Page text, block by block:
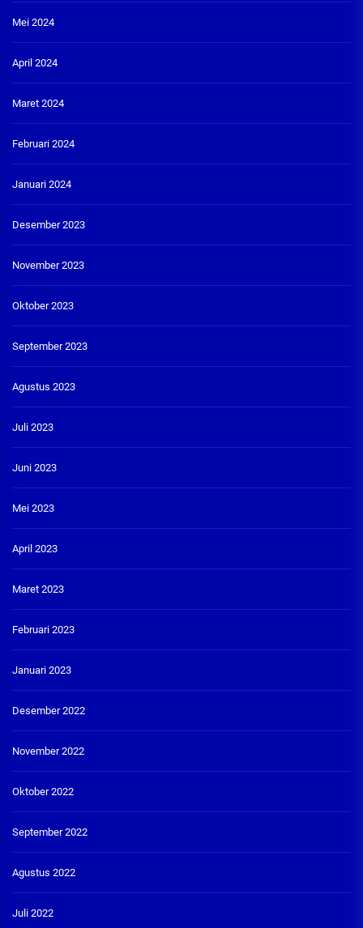
Mei 2024
April 2024
Maret 2024
Februari 2024
Januari 2024
Desember 2023
November 2023
Oktober 2023
September 2023
Agustus 2023
Juli 2023
Juni 2023
Mei 2023
April 2023
Maret 2023
Februari 2023
Januari 2023
Desember 2022
November 2022
Oktober 2022
September 2022
Agustus 2022
Juli 2022